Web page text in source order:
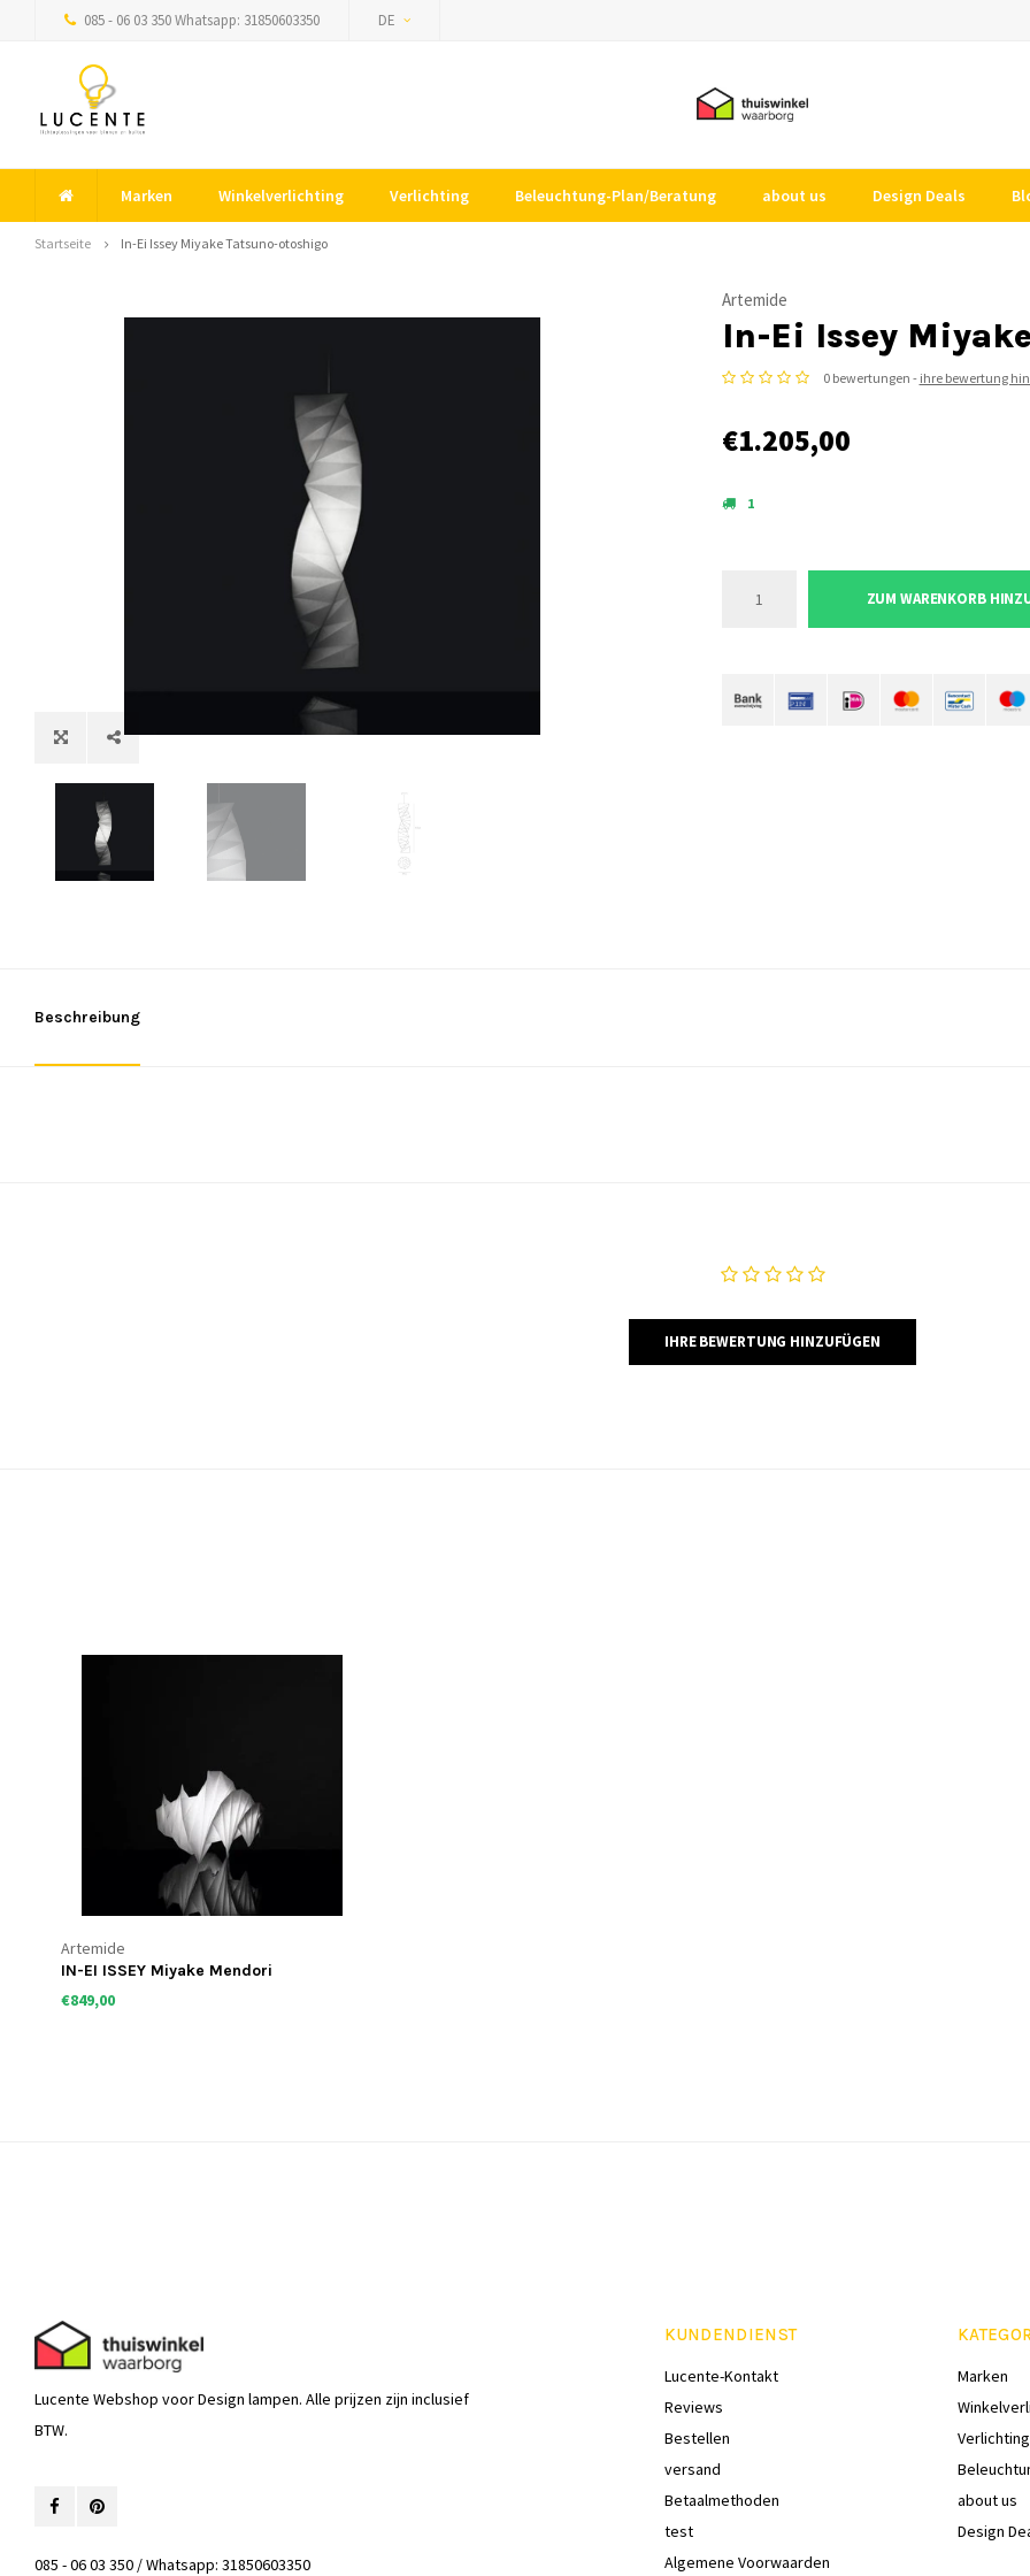
085 - 06 03 350 Whatsapp: 31850603350 DE
Marken Winkelverlichting Verlichting Beleuchtung-Plan/Beratung about us Design Deals
Startseite In-Ei Issey Miyake Tatsuno-otoshigo
Artemide
In-Ei Issey
0 bewertungen - ihre bewertung
€1.205,00
1
ZUM WARENKORB
Beschreibung
IHRE BEWERTUNG HINZUFÜGEN
Artemide
IN-EI ISSEY Miyake Mendori
€849,00
Lucente Webshop voor Design lampen. Alle prijzen zijn inclusief
BTW.
085 - 06 03 350 / Whatsapp: 31850603350
KUNDENDIENST
Lucente-Kontakt
Reviews
Bestellen
versand
Betaalmethoden
test
Algemene Voorwaarden
Marken
Verlichting
about us
Design